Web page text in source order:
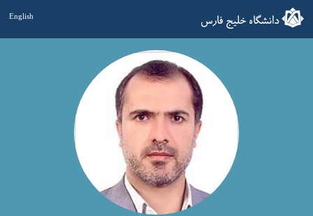
دانشگاه خلیج فارس English